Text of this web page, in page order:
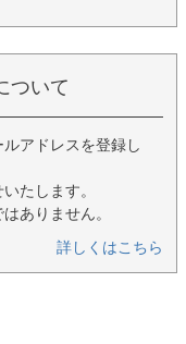
ついて
アドレスを登録し
たします。
ありません。
詳しくはこちら